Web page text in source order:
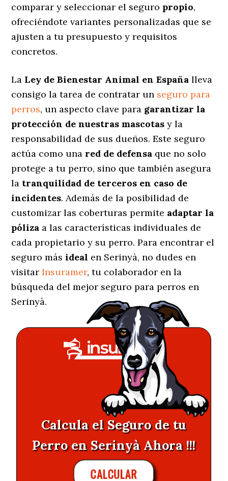
comparar y seleccionar el seguro propio,
ofreciéndote variantes personalizadas que se
ajusten a tu presupuesto y requisitos
concretos.
La Ley de Bienestar Animal en España lleva
consigo la tarea de contratar un seguro para
perros, un aspecto clave para garantizar la
protección de nuestras mascotas y la
responsabilidad de sus dueños. Este seguro
actúa como una red de defensa que no solo
protege a tu perro, sino que también asegura
la tranquilidad de terceros en caso de
incidentes. Además de la posibilidad de
customizar las coberturas permite adaptar la
póliza a las características individuales de
cada propietario y su perro. Para encontrar el
seguro másideal en Serinyà, no dudes en
visitarInsuramer, tu colaborador en la
búsqueda del mejor seguro para perros en
Serinyà.
Calcula el Seguro de tu
Perro en Serinyà Ahora !!!
CALCULAR